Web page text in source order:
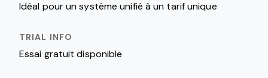
Idéal pour un système unifié à un tarif unique
Essai gratuit disponible